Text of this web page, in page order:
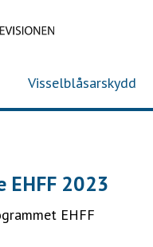
Visselblåsarskydd
EHFF 2023
EHFF